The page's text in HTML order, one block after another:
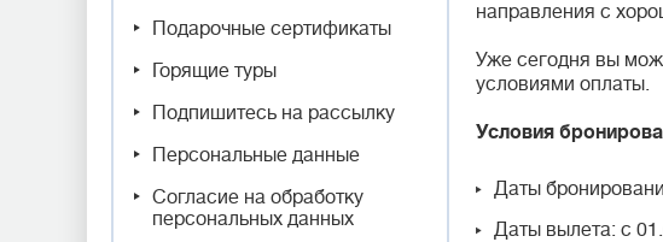
Подарочные сертификаты
Горящие туры
Подпишитесь на рассылку
Персональные данные
Согласие на обработку
персональных данных
направления с
Уже сегодня вы
условиями оплаты.
Условия
Даты
Даты вылета: с